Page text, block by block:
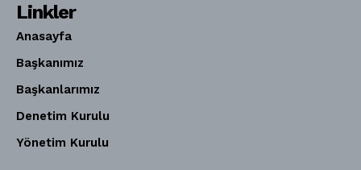
Linkler
Anasayfa
Başkanımız
Başkanlarımız
Denetim Kurulu
Yönetim Kurulu